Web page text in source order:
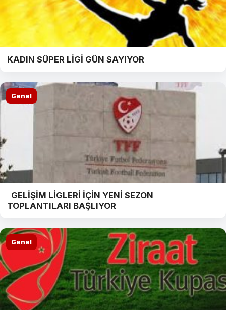
KADIN SÜPER LİGİ GÜN SAYIYOR
Genel
GELİŞİM LİGLERİ İÇİN YENİ SEZON
TOPLANTILARI BAŞLIYOR
Genel